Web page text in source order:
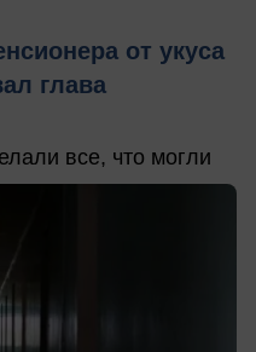
от укуса
глава
все, что могли